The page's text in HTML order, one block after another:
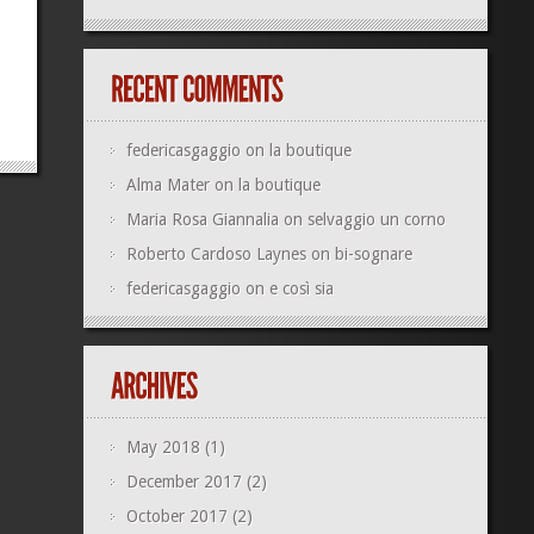
federicasgaggioon la boutique
Alma Materon la boutique
Maria Rosa Giannalia on selvaggio un corno
Roberto Cardoso Layneson bi-sognare
federicasgaggioon e così sia
May 2018(1)
December 2017(2)
October 2017(2)